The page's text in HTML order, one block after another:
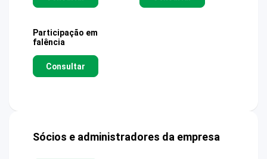
Participação em
falência
Consultar
Sócios e administradores da empresa